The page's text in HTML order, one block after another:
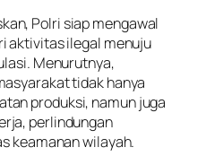
Polri siap mengawal
aktivitas ilegal menuju
Menurutnya,
tidak hanya
produksi, namun juga
perlindungan
keamanan wilayah.